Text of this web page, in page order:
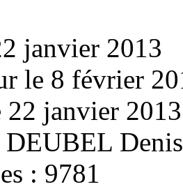
janvier 2013
le 8 février
22 janvier 2013
DEUBEL Denis
: 9781